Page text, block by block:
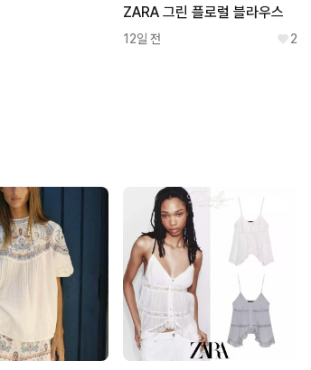
ZARA 그린 플로럴 블라우스
12일 전 2